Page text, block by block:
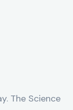
The Science